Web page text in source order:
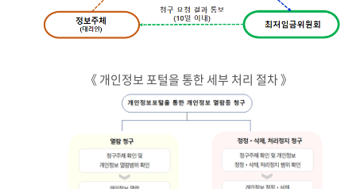
《 개인정보 포털을 통한 세부 처리 절차 》